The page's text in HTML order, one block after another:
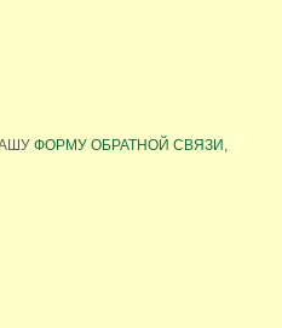
ФОРМУ ОБРАТНОЙ СВЯЗИ